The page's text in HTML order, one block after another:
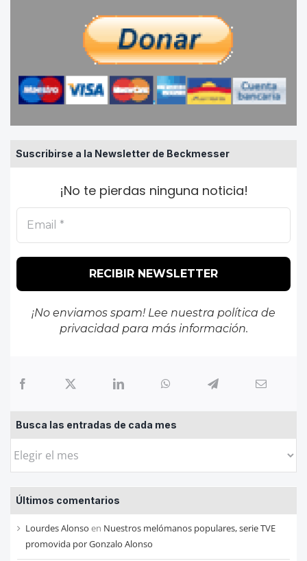
Suscribirse a la Newsletter de Beckmesser
¡No te pierdas ninguna noticia!
¡No enviamos spam! Lee nuestra política de
privacidadpara más información.
Busca las entradas de cada mes
Busca
entradas
de
cada
mes
Últimos comentarios
Lourdes Alonso en Nuestros melómanos populares, serie TVE
promovida por Gonzalo Alonso